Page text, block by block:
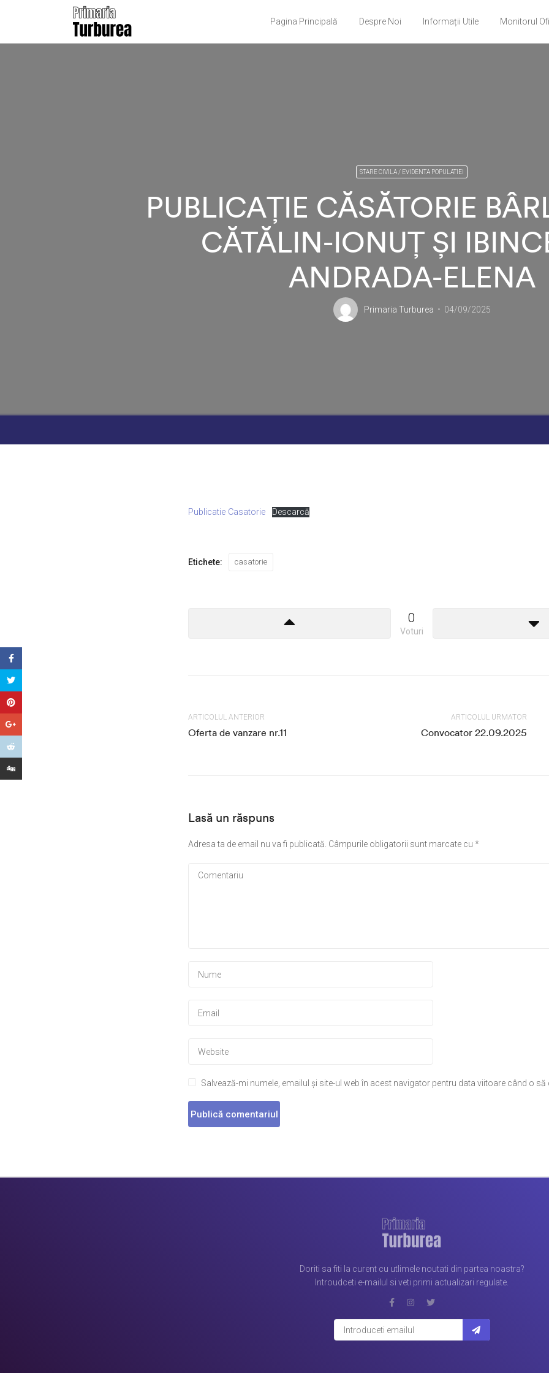
Pagina Principală Despre Noi Informații Utile Monitorul
STARE CIVILA / EVIDENTA POPULATIEI
PUBLICAȚIE CĂSĂTORIE
CĂTĂLIN-IONUȚ ȘI
ANDRADA-ELENA
Primaria Turburea 04/09/2025
Publicatie Casatorie Descarcă
Etichete: casatorie
0
Voturi
ARTICOLUL ANTERIOR
Oferta de vanzare nr.11
ARTICOLUL URMATOR
Convocator 22.09.2025
Lasă un răspuns
Adresa ta de email nu va fi publicată. Câmpurile obligatorii sunt marcate cu *
Salvează-mi numele, emailul și site-ul web în acest navigator pentru data viitoare când o să
Doriti sa fiti la curent cu utlimele noutati din partea noastra?
Introudceti e-mailul si veti primi actualizari regulate.